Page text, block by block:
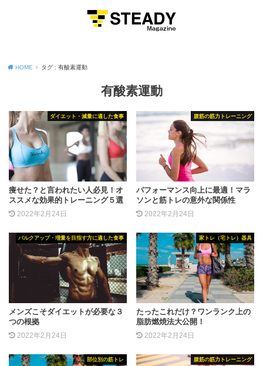
HOME タグ : 有酸素運動
有酸素運動
ダイエット・減量に適した食事
痩せた？と言われたい人必見！オ
ススメな効果的トレーニング５選
2022年2月24日
腹筋の筋力トレーニング
パフォーマンス向上に最適！マラ
ソンと筋トレの意外な関係性
2022年2月24日
バルクアップ・増量を目指す方に適した食事
メンズこそダイエットが必要な３
つの根拠
2022年2月24日
家トレ（宅トレ）器具
たったこれだけ？ワンランク上の
脂肪燃焼法大公開！
2022年2月24日
部位別の筋トレ 腹筋の筋力トレーニング